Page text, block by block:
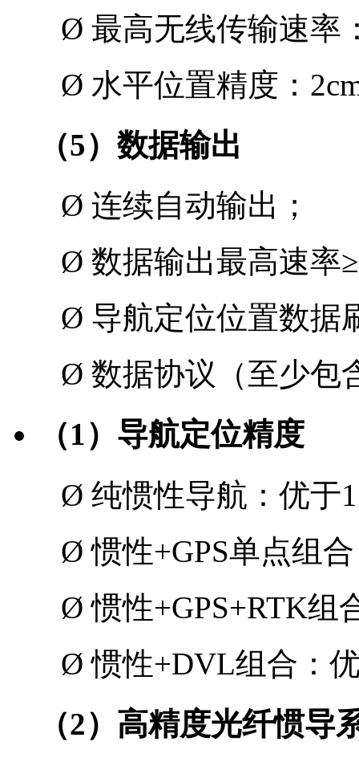
Ø 最高无线传输速率
Ø 水平位置精度：
（5）数据输出
Ø 连续自动输出；
Ø 数据输出最高速率
Ø 导航定位位置数据
Ø 数据协议（至少包
（1）导航定位精度
Ø 纯惯性导航：优于
Ø惯性+GPS单点组
Ø惯性+GPS+RTK组
Ø惯性+DVL组合：
（2）高精度光纤惯导